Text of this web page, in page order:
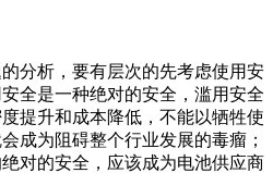
分析，要有层次的先考虑使用安
全是一种绝对的安全，滥用安全
提升和成本降低，不能以牺牲使
成为阻碍整个行业发展的毒瘤；
对的安全，应该成为电池供应商